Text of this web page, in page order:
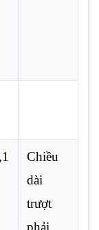
Chiều
dài
trượt
phải